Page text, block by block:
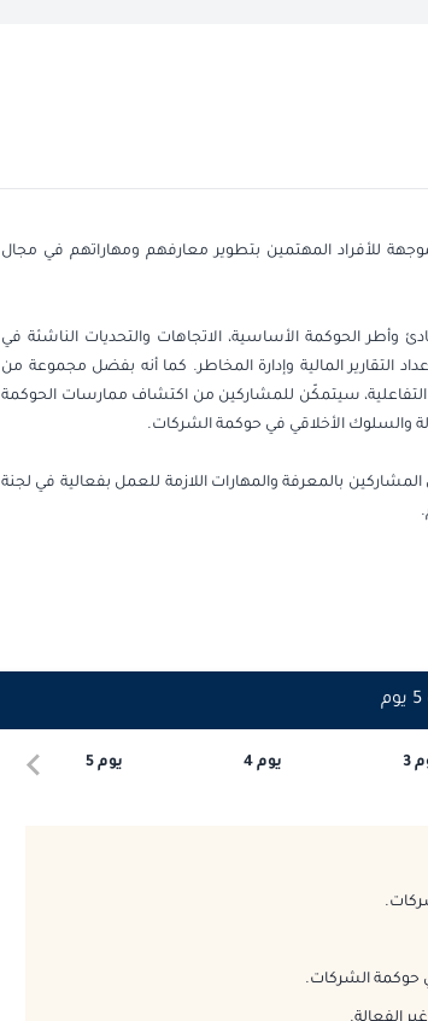
2026-09-14
2026-09-28
2026-10-04
2026-10-26
للأفراد المهتمين بتطوير معارفهم ومهاراتهم في مجال
وأطر الحوكمة الأساسية، الاتجاهات والتحديات الناشئة في
التقارير المالية وإدارة المخاطر. كما أنه بفضل مجموعة من
التفاعلية، سيتمكّن للمشاركين من اكتشاف ممارسات الحوكمة
والسلوك الأخلاقي في حوكمة الشركات.
بالمعرفة والمهارات اللازمة للعمل بفعالية في لجنة
5 يوم
3 يوم4 يوم 5
حوكمة الشركات.